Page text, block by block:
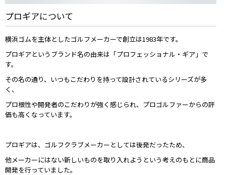
プロギアについて
横浜ゴムを主体としたゴルフメーカーで創立は1983年です。
プロギアというブランド名の由来は「プロフェッショナル・ギア」で
す。
その名の通り、いつもこだわりを持って設計されているシリーズが多
く、
プロ根性や開発者のこだわりが強く感じられ、プロゴルファーからの評
価も高くなっています。
プロギアは、ゴルフクラブメーカーとしては後発だったため、
他メーカーにはない新しいものを取り入れようという考えのもとに商品
開発を行っていました。